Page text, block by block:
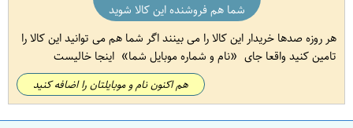
شما هم فروشنده این کالا شوید
هر روزه صدها خریدار این کالا را می بینند اگر شما هم می توانید این کالا را
تامین کنید واقعا جای
نام و شماره موبایل شما اینجا خالیست
هم اکنون نام و موبایلتان را اضافه کنید